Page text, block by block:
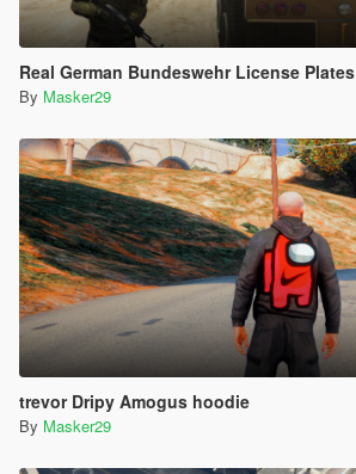
Real German Bundeswehr License Plates
By Masker29
trevor Dripy Amogus hoodie
By Masker29